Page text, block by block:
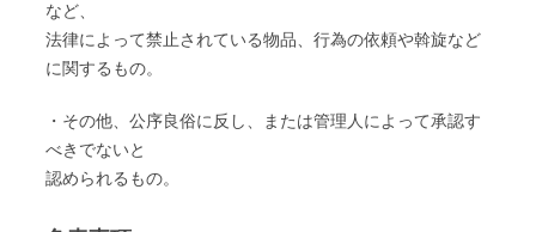
など、
法律によって禁止されている物品、行為の依頼や斡旋など
に関するもの。
・その他、公序良俗に反し、または管理人によって承認す
べきでないと
認められるもの。